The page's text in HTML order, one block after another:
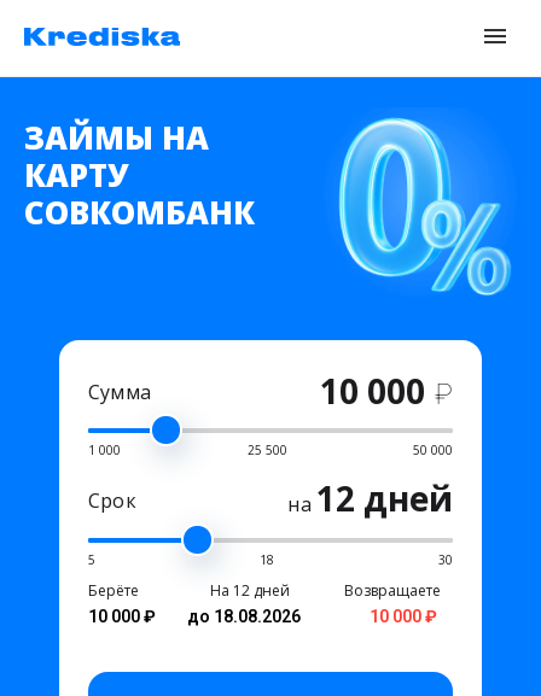
ЗАЙМЫ НА
КАРТУ
СОВКОМБАНК
Сумма 10 000 ₽
1 000 25 500 50 000
Срок на 12 дней
5 18 30
Берёте
10 000 ₽
На 12 дней
до 18.08.2026
Возвращаете
10 000 ₽